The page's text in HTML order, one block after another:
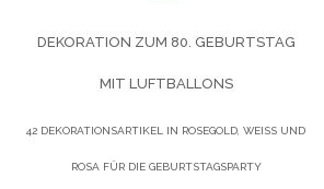
DEKORATION ZUM 80. GEBURTSTAG
MIT LUFTBALLONS
42 DEKORATIONSARTIKEL IN ROSEGOLD, WEISS UND R
OSA FÜR DIE GEBURTSTAGSPARTY